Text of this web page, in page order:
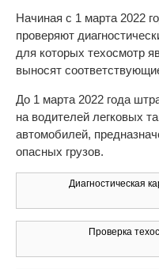
Начиная с 1 марта 2022
проверяют
для которых техосмотр
выносят
До 1 марта 2022 года
на водителей легковых
автомобилей,
опасных грузов.
Диагностическая
Проверка